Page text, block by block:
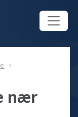
nær